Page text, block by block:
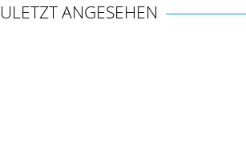
ANGESEHEN